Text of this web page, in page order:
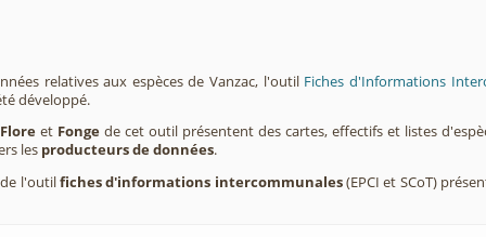
relatives aux espèces de Vanzac, l'outil Fiches d'Informations
développé.
Flore et Fonge de cet outil présentent des cartes, effectifs et listes
les producteurs de données.
de l'outilfiches d'informations intercommunales(EPCI et SCoT)